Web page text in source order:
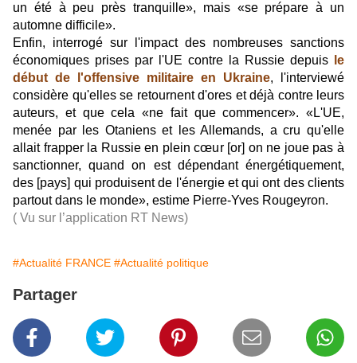
un été à peu près tranquille», mais «se prépare à un
automne difficile».
Enfin, interrogé sur l'impact des nombreuses sanctions
économiques prises par l'UE contre la Russie depuis
le
début de l'offensive militaire en Ukraine, l'interviewé
considère qu'elles se retournent d'ores et déjà contre leurs
auteurs, et que cela «ne fait que commencer». «L'UE,
menée par les Otaniens et les Allemands, a cru qu'elle
allait frapper la Russie en plein cœur [or] on ne joue pas à
sanctionner, quand on est dépendant énergétiquement,
des [pays] qui produisent de l'énergie et qui ont des clients
partout dans le monde», estime Pierre-Yves Rougeyron.
( Vu sur l’application RT News)
#Actualité FRANCE #Actualité politique
Partager